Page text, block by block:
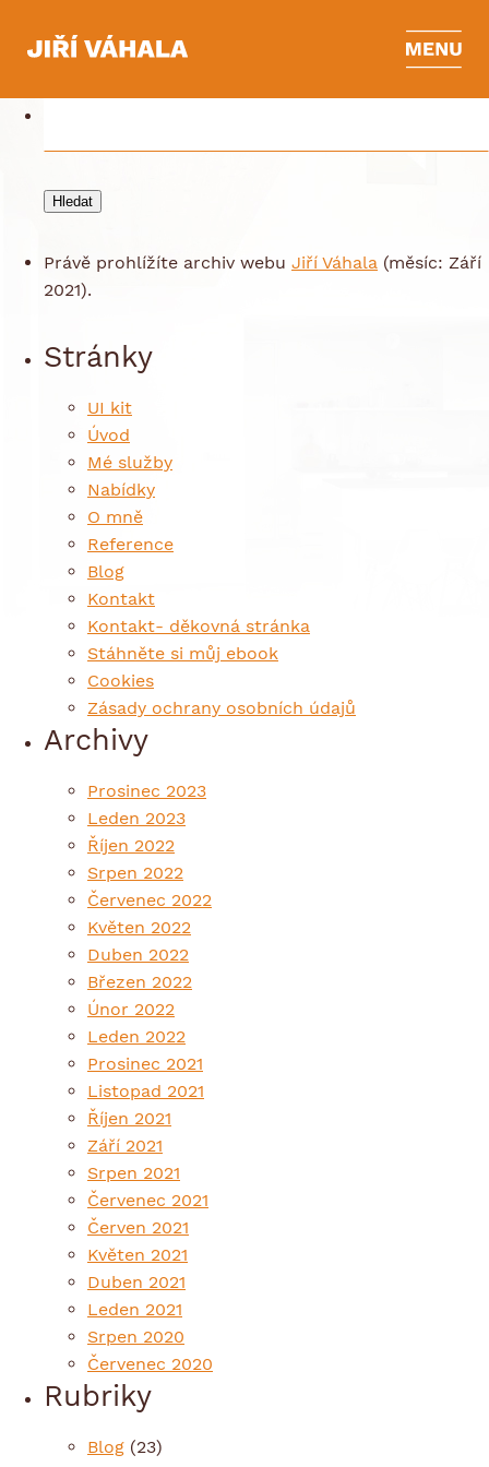
Archives
Vyhledávání
Právě prohlížíte archiv webu Jiří Váhala (měsíc: Září
2021).
Stránky
UI kit
Úvod
Mé služby
Nabídky
O mně
Reference
Blog
Kontakt
Kontakt- děkovná stránka
Stáhněte si můj ebook
Cookies
Zásady ochrany osobních údajů
Archivy
Prosinec 2023
Leden 2023
Říjen 2022
Srpen 2022
Červenec 2022
Květen 2022
Duben 2022
Březen 2022
Únor 2022
Leden 2022
Prosinec 2021
Listopad 2021
Říjen 2021
Září 2021
Srpen 2021
Červenec 2021
Červen 2021
Květen 2021
Duben 2021
Leden 2021
Srpen 2020
Červenec 2020
Rubriky
Blog (23)